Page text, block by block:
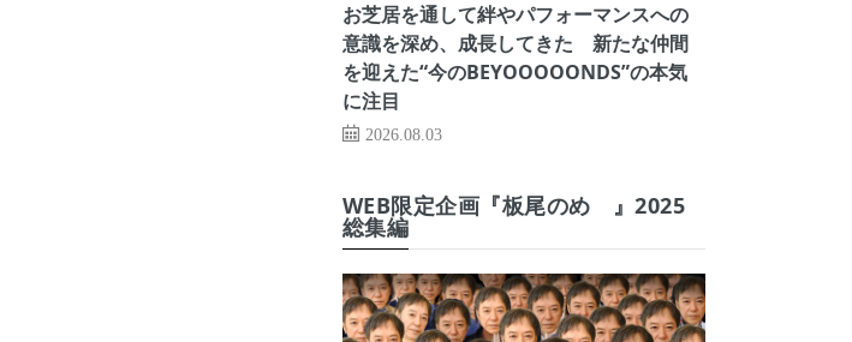
お芝居を通して絆やパフォーマンスへの
意識を深め、成長してきた 新たな仲間
を迎えた“今のBEYOOOOONDS”の本気
に注目
2026.08.03
WEB限定企画『板尾のめ゙』2025
総集編